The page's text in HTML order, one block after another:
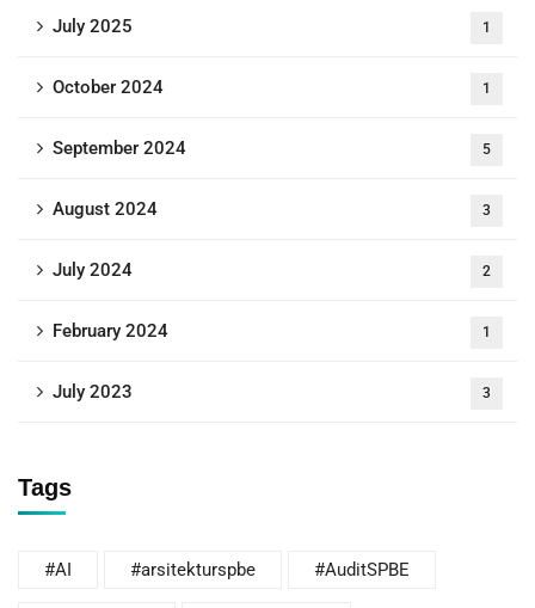
July 2025 1
October 2024 1
September 2024 5
August 2024 3
July 2024 2
February 2024 1
July 2023 3
Tags
#AI #arsitekturspbe #AuditSPBE